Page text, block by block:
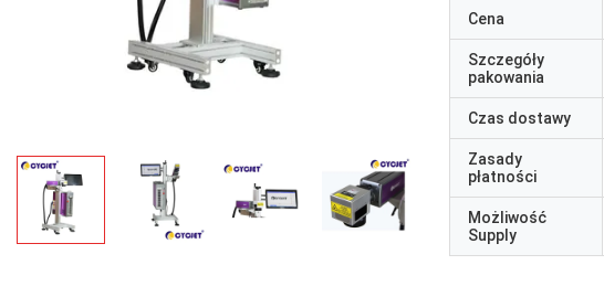
Cena
Szczegóły
pakowania
Czas dostawy
Zasady
płatności
Możliwość
Supply